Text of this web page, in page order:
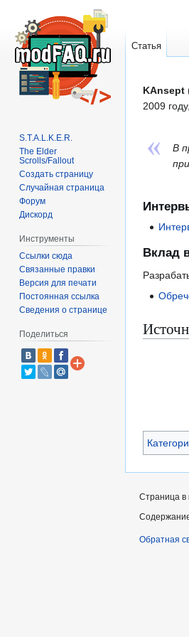
Перейти
к
Перейти
к
KAnsept
2009
В
Вклад
Статья
S.T.A.L.K.E.R.
The Elder
Scrolls/Fallout
Создать страницу
Случайная страница
Форум
Дискорд
Инструменты
Ссылки сюда
Связанные правки
Версия для печати
Постоянная ссылка
Сведения о странице
Поделиться
Страница в
Обратная